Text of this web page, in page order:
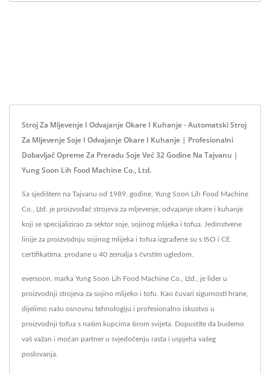
Stroj Za Mljevenje I Odvajanje Okare I Kuhanje - Automatski Stroj
Za Mljevenje Soje I Odvajanje Okare I Kuhanje | Profesionalni
Dobavljač Opreme Za Preradu Soje Već 32 Godine Na Tajvanu |
Yung Soon Lih Food Machine Co., Ltd.
Sa sjedištem na Tajvanu od 1989. godine, Yung Soon Lih Food Machine
Co., Ltd. je proizvođač strojeva za mljevenje, odvajanje okare i kuhanje
koji se specijalizirao za sektor soje, sojinog mlijeka i tofua. Jedinstvene
linije za proizvodnju sojinog mlijeka i tofua izgrađene su s ISO i CE
certifikatima, prodane u 40 zemalja s čvrstim ugledom.
eversoon, marka Yung Soon Lih Food Machine Co., Ltd., je lider u
proizvodnji strojeva za sojino mlijeko i tofu. Kao čuvari sigurnosti hrane,
dijelimo našu osnovnu tehnologiju i profesionalno iskustvo u
proizvodnji tofua s našim kupcima širom svijeta. Dopustite da budemo
vaš važan i moćan partner u svjedočenju rasta i uspjeha vašeg
poslovanja.